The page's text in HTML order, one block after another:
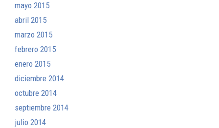
mayo 2015
abril 2015
marzo 2015
febrero 2015
enero 2015
diciembre 2014
octubre 2014
septiembre 2014
julio 2014